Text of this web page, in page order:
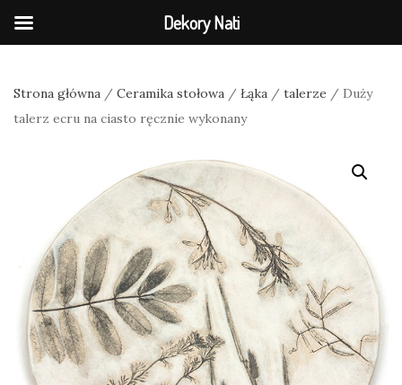
Strona główna / Ceramika stołowa / Łąka / talerze / Duży
talerz ecru na ciasto ręcznie wykonany
Dekory Nati